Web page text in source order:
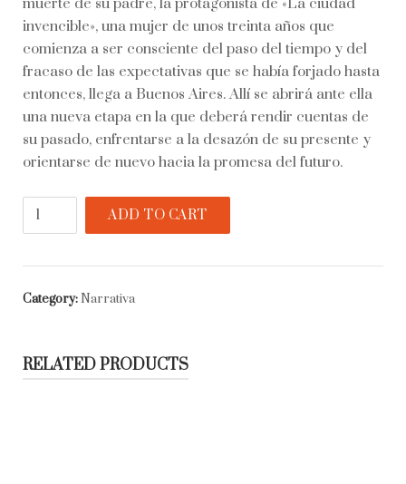
muerte de su padre, la protagonista de «La ciudad
invencible», una mujer de unos treinta años que
comienza a ser consciente del paso del tiempo y del
fracaso de las expectativas que se había forjado hasta
entonces, llega a Buenos Aires. Allí se abrirá ante ella
una nueva etapa en la que deberá rendir cuentas de
su pasado, enfrentarse a la desazón de su presente y
orientarse de nuevo hacia la promesa del futuro.
quantity
ADD TO CART
Category:Narrativa
RELATED PRODUCTS